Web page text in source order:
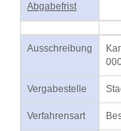
Abgabefrist
Ausschreibung
Vergabestelle
Verfahrensart